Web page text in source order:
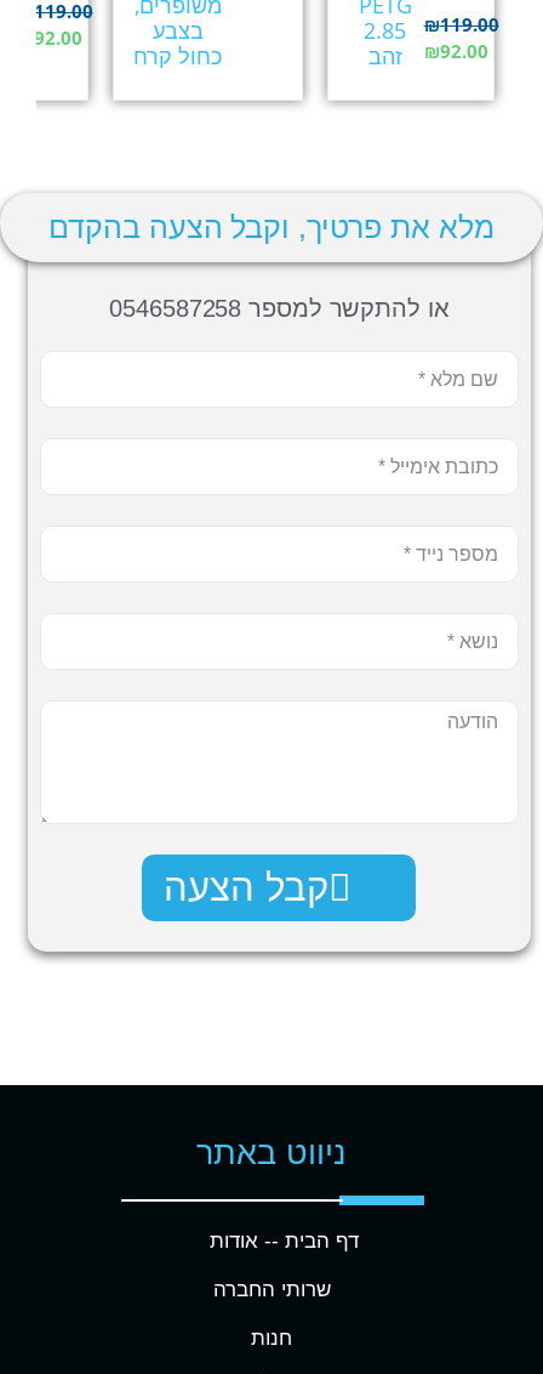
2.85
זהב
₪119.00
₪92.00
בצבע
כחול קרח
119.00
92.00
מלא את פרטיך, וקבל הצעה בהקדם
או להתקשר למספר 0546587258
קבל הצעה
ניווט באתר
דף הבית -- אודות
שרותי החברה
חנות